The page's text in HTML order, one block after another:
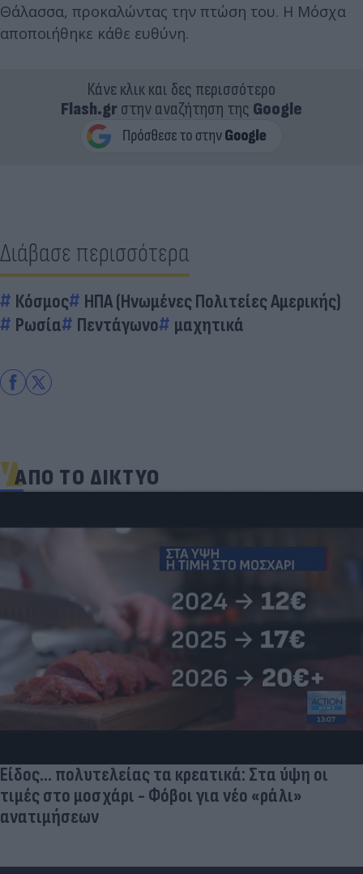
Θάλασσα, προκαλώντας την πτώση του. Η Μόσχα
αποποιήθηκε κάθε ευθύνη.
Κάνε κλικ και δες περισσότερο
Flash.grστην αναζήτηση της Google
Διάβασε περισσότερα
Κόσμος
ΗΠΑ (Ηνωμένες Πολιτείες Αμερικής)
Ρωσία
Πεντάγωνο μαχητικά
ΑΠΟ ΤΟ ΔΙΚΤΥΟ
Είδος... πολυτελείας τα κρεατικά: Στα ύψη οι
τιμές στο μοσχάρι - Φόβοι για νέο «ράλι»
ανατιμήσεων